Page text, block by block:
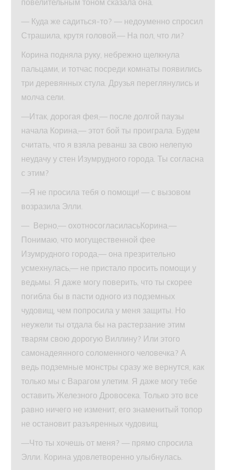
— Куда же садиться-то? — недоуменно спросил
Страшила, крутя головой.— На пол, что ли?
Корина подняла руку, небрежно щелкнула
пальцами, и тотчас посреди комнаты появились
три деревянных стула. Друзья переглянулись и
молча сели.
—Итак, дорогая фея,— после долгой паузы
начала Корина,— этот бой ты проиграла. Будем
считать, что я взяла реванш за свою нелепую
неудачу у стен Изумрудного города. Ты согласна
с этим?
—Я не просила тебя о помощи! — с вызовом
возразила Элли.
— Верно,— охотносогласиласьКорина.—
Понимаю, что могущественной фее
Изумрудного города,— она презрительно
усмехнулась,— не пристало просить помощи у
ведьмы. Я даже могу поверить, что ты скорее
погибла бы в пасти одного из подземных
чудовищ, чем попросила у меня защиты. Но
неужели ты отдала бы на растерзание этим
тварям свою дорогую Виллину? Или этого
самонадеянного соломенного человечка? А
ведь подземные монстры сразу же вернутся, как
только мы с Варагом улетим. Я даже могу тебе
оставить Железного Дровосека. Только это все
равно ничего не изменит, его знаменитый топор
не остановит разъяренных чудовищ.
—Что ты хочешь от меня? — прямо спросила
Элли. Корина удовлетворенно улыбнулась.